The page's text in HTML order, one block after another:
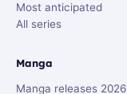
Most anticipated
All series
Manga
Manga releases 2026